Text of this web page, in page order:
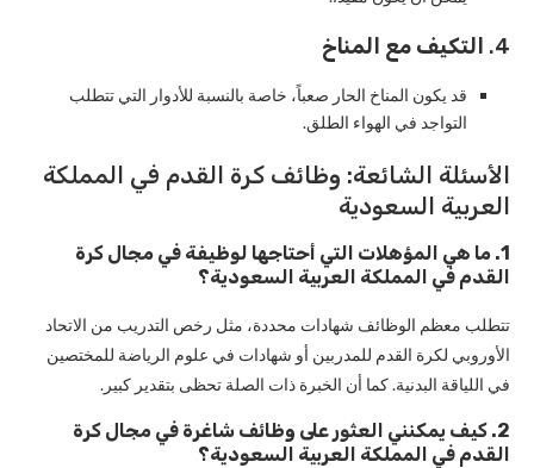
4. التكيف مع المناخ
قد يكون المناخ الحار صعباً، خاصة بالنسبة للأدوار التي تتطلب
التواجد في الهواء الطلق.
الأسئلة الشائعة: وظائف كرة القدم في المملكة
العربية السعودية
1. ما هي المؤهلات التي أحتاجها لوظيفة في مجال كرة
القدم في المملكة العربية السعودية؟
تتطلب معظم الوظائف شهادات محددة، مثل رخص التدريب من الاتحاد
الأوروبي لكرة القدم للمدربين أو شهادات في علوم الرياضة للمختصين
في اللياقة البدنية. كما أن الخبرة ذات الصلة تحظى بتقدير كبير.
2. كيف يمكنني العثور على وظائف شاغرة في مجال كرة
القدم في المملكة العربية السعودية؟